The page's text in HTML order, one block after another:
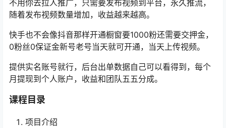
不用你去拉人推广，只需要发布视频到平台，永久推流，
随着发布视频数量增加，收益越来越高。
快手也不会像抖音那样开通橱窗要1000粉还需要交押金，
0粉丝0保证金新号老号当天就可开通，当天上传视频。
提供实名账号就行，后台出单数据自己可以看得到，每个
月提现到个人账户，收益和团队五五分成。
课程目录
项目介绍